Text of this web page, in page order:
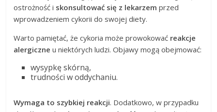
ostrożność i skonsultować się z lekarzem przed
wprowadzeniem cykorii do swojej diety.
Warto pamiętać, że cykoria może prowokować reakcje
alergiczne u niektórych ludzi. Objawy mogą obejmować:
wysypkę skórną,
trudności w oddychaniu.
Wymaga to szybkiej reakcji. Dodatkowo, w przypadku